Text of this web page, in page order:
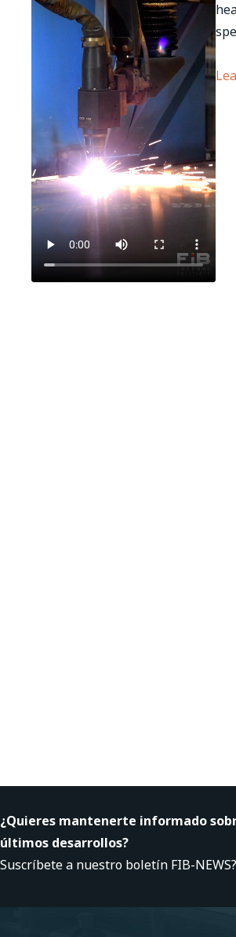
¿Quieres mantenerte informado
últimos desarrollos?
Suscríbete a nuestro boletín FIB-NEWS?